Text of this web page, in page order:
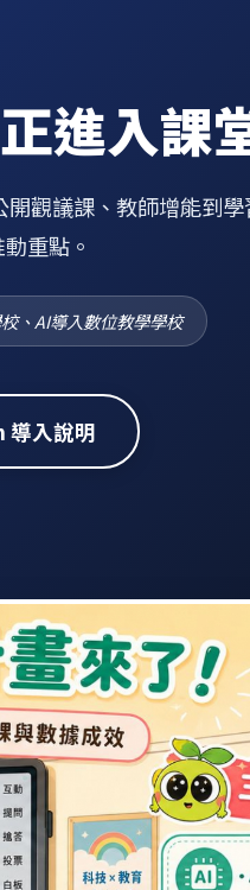
進入課
觀議課、教師增能到學
重點。
、AI導入數位教學學校
導入說明